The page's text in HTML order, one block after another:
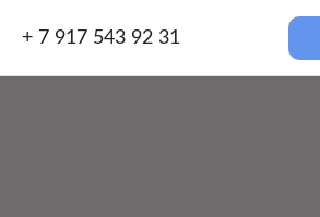
+ 7 917 543 92 31